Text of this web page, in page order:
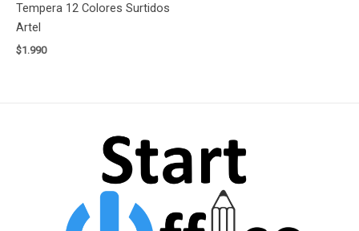
Tempera 12 Colores Surtidos
Artel
$1.990